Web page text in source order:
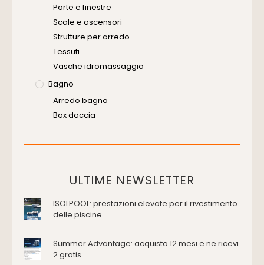
Porte e finestre
Scale e ascensori
Strutture per arredo
Tessuti
Vasche idromassaggio
Bagno
Arredo bagno
Box doccia
Placche di comando per wc
Domotica Ed Impianti Elettrici
Edilizia
Antincendio e sicurezza
Attrezzature manuali
ULTIME NEWSLETTER
ISOLPOOL: prestazioni elevate per il rivestimento
delle piscine
Summer Advantage: acquista 12 mesi e ne ricevi
2 gratis